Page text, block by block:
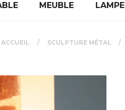
MEUBLE LAMPE
ACCUEIL SCULPTURE MÉTAL